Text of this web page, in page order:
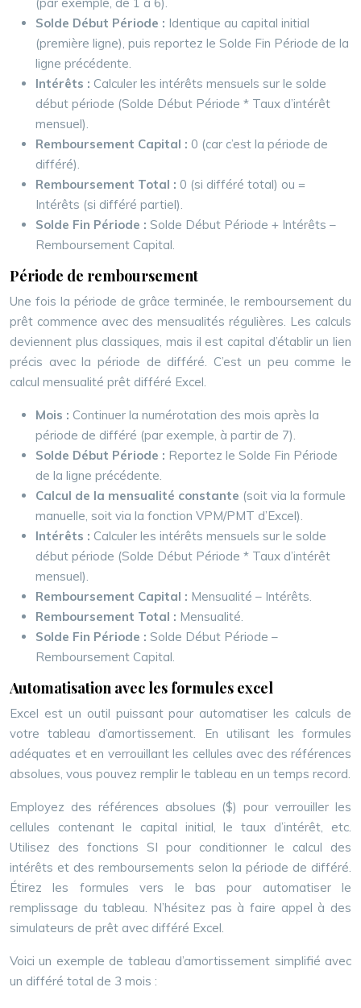
Solde Début Période : Identique au capital initial
(première ligne), puis reportez le Solde Fin Période de la
ligne précédente.
Intérêts : Calculer les intérêts mensuels sur le solde
début période (Solde Début Période * Taux d’intérêt
mensuel).
Remboursement Capital : 0 (car c’est la période de
différé).
Remboursement Total : 0 (si différé total) ou =
Intérêts (si différé partiel).
Solde Fin Période : Solde Début Période + Intérêts –
Remboursement Capital.
Période de remboursement
Une fois la période de grâce terminée, le remboursement du
prêt commence avec des mensualités régulières. Les calculs
deviennent plus classiques, mais il est capital d’établir un lien
précis avec la période de différé. C’est un peu comme le
calcul mensualité prêt différé Excel.
Mois : Continuer la numérotation des mois après la
période de différé (par exemple, à partir de 7).
Solde Début Période : Reportez le Solde Fin Période
de la ligne précédente.
Calcul de la mensualité constante (soit via la formule
manuelle, soit via la fonction VPM/PMT d’Excel).
Intérêts : Calculer les intérêts mensuels sur le solde
début période (Solde Début Période * Taux d’intérêt
mensuel).
Remboursement Capital : Mensualité – Intérêts.
Remboursement Total : Mensualité.
Solde Fin Période : Solde Début Période –
Remboursement Capital.
Automatisation avec les formules excel
Excel est un outil puissant pour automatiser les calculs de
votre tableau d’amortissement. En utilisant les formules
adéquates et en verrouillant les cellules avec des références
absolues, vous pouvez remplir le tableau en un temps record.
Employez des références absolues ($) pour verrouiller les
cellules contenant le capital initial, le taux d’intérêt, etc.
Utilisez des fonctions SI pour conditionner le calcul des
intérêts et des remboursements selon la période de différé.
Étirez les formules vers le bas pour automatiser le
remplissage du tableau. N’hésitez pas à faire appel à des
simulateurs de prêt avec différé Excel.
Voici un exemple de tableau d’amortissement simplifié avec
un différé total de 3 mois :